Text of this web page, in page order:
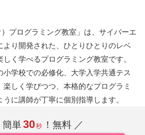
）プログラミング教室」は、サイバーエ
より開発された、ひとりひとりのレベ
く学べるプログラミング教室です。
小学校での必修化、大学入学共通テス
楽しく学びつつ、本格的なプログラミ
に講師が丁寧に個別指導します。
簡単30秒 ！無料 ／